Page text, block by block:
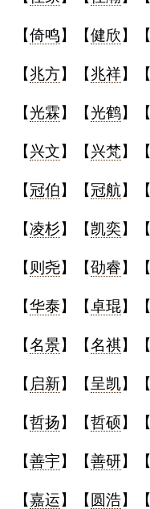
【倚鸣】【健欣】【
【兆方】【兆祥】【
【光霖】【光鹤】【
【兴文】【兴梵】【
【冠伯】【冠航】【
【凌杉】【凯奕】【
【 则尧】【劭睿】【
【华泰】【卓琨】【
【名景】【名祺】【
【 启新】【呈凯】【
【哲扬】【哲硕 】【
【善宇】【善研】【
【嘉运】【 圆浩】【